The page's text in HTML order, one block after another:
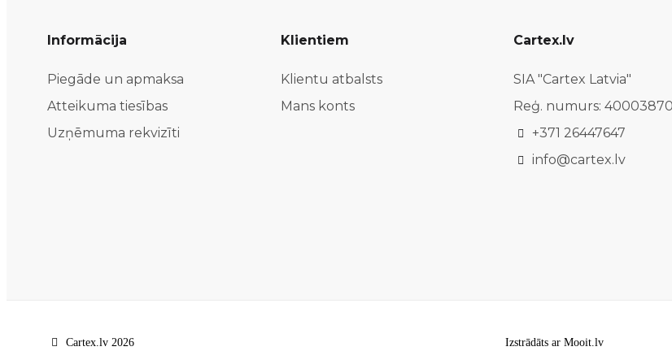
Informācija
Piegāde un apmaksa
Atteikuma tiesības
Uzņēmuma rekvizīti
Klientiem
Klientu atbalsts
Mans konts
Cartex.lv
SIA "Cartex Latvia"
Reģ. numurs:
+371 26447647
info@cartex.lv
Cartex.lv 2026 Izstrādāts ar Mooit.lv